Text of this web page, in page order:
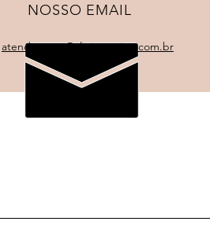
NOSSO EMAIL
atendimento@clinicaauriga.com.br